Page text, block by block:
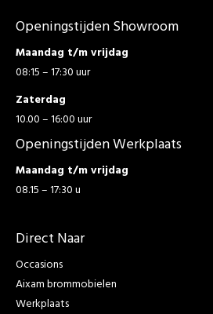
Openingstijden Showroom
Maandag t/m vrijdag
08:15 – 17:30 uur
Zaterdag
10.00 – 16:00 uur
Openingstijden Werkplaats
Maandag t/m vrijdag
08.15 – 17:30 u
Direct Naar
Occasions
Aixam brommobielen
Werkplaats